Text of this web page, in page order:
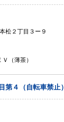
松２丁目３ー９
（薄茶）
第４（自転車禁止）